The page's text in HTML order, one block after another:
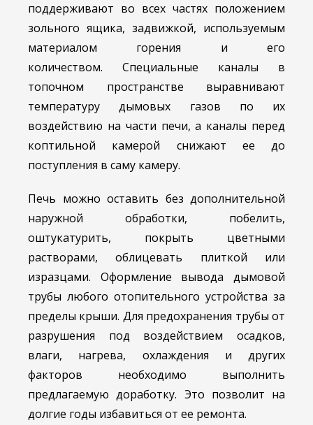
поддерживают во всех частях положением
зольного ящика, задвижкой, используемым
материалом горения и его
количеством. Специальные каналы в
топочном пространстве выравнивают
температуру дымовых газов по их
воздействию на части печи, а каналы перед
коптильной камерой снижают ее до
поступления в саму камеру.
Печь можно оставить без дополнительной
наружной обработки, побелить,
оштукатурить, покрыть цветными
растворами, облицевать плиткой или
изразцами. Оформление вывода дымовой
трубы любого отопительного устройства за
пределы крыши. Для предохранения трубы от
разрушения под воздействием осадков,
влаги, нагрева, охлаждения и других
факторов необходимо выполнить
предлагаемую доработку. Это позволит на
долгие годы избавиться от ее ремонта.